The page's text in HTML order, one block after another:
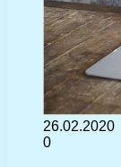
26.02.2020
0